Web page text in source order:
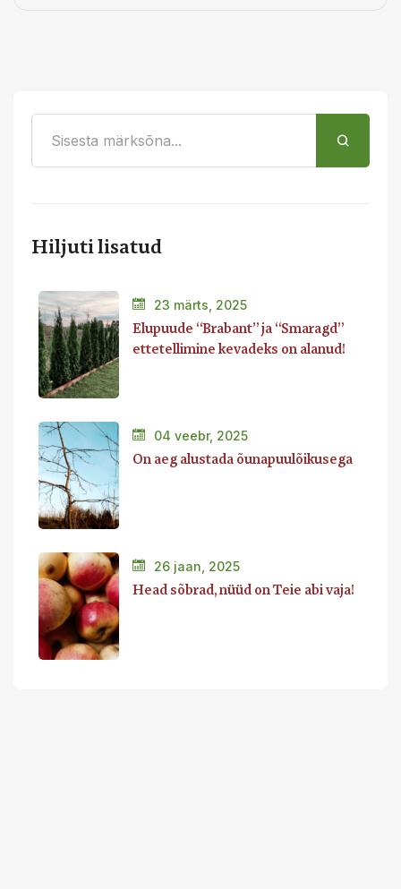
Hiljuti lisatud
23 märts, 2025
Elupuude “Brabant” ja “Smaragd”
ettetellimine kevadeks on alanud!
04 veebr, 2025
On aeg alustada õunapuulõikusega
26 jaan, 2025
Head sõbrad, nüüd on Teie abi vaja!